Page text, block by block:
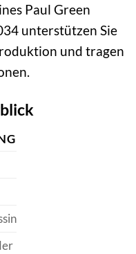
Paul Green
unterstützen Sie
und tragen